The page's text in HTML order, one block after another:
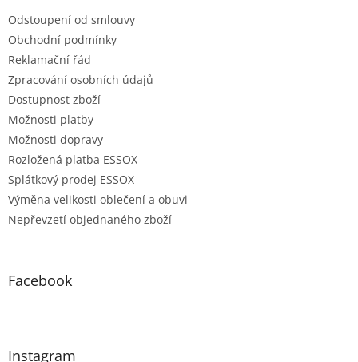
Odstoupení od smlouvy
Obchodní podmínky
Reklamační řád
Zpracování osobních údajů
Dostupnost zboží
Možnosti platby
Možnosti dopravy
Rozložená platba ESSOX
Splátkový prodej ESSOX
Výměna velikosti oblečení a obuvi
Nepřevzetí objednaného zboží
Facebook
Instagram